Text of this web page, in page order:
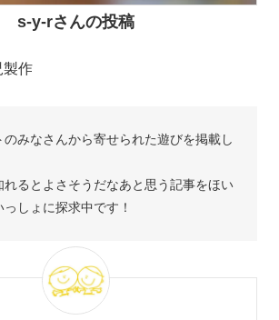
s-y-rさんの投稿
製作
みなさんから寄せられた遊びを掲載し
れるとよさそうだなあと思う記事をほい
しょに探求中です！